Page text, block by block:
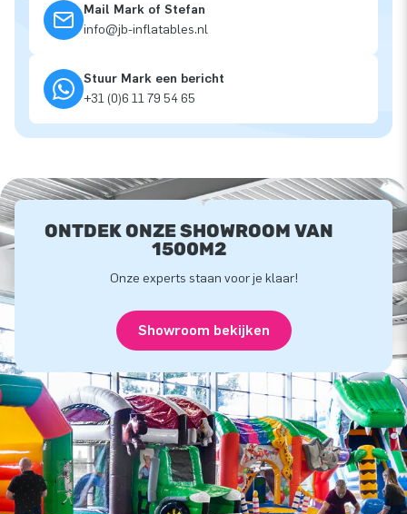
Mail Mark of Stefan
info@jb-inflatables.nl
Stuur Mark een bericht
+31 (0)6 11 79 54 65
ONTDEK ONZE SHOWROOM VAN
1500M2
Onze experts staan voor je klaar!
Showroom bekijken